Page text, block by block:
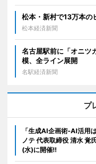
松本・新村で13万本
松本経済新聞
名古屋駅前に「オニ
模、全ライン展開
名駅経済新聞
プ
「生成AI企画術-AI活用
ノテ 代表取締役 清水
(水)に開催!!